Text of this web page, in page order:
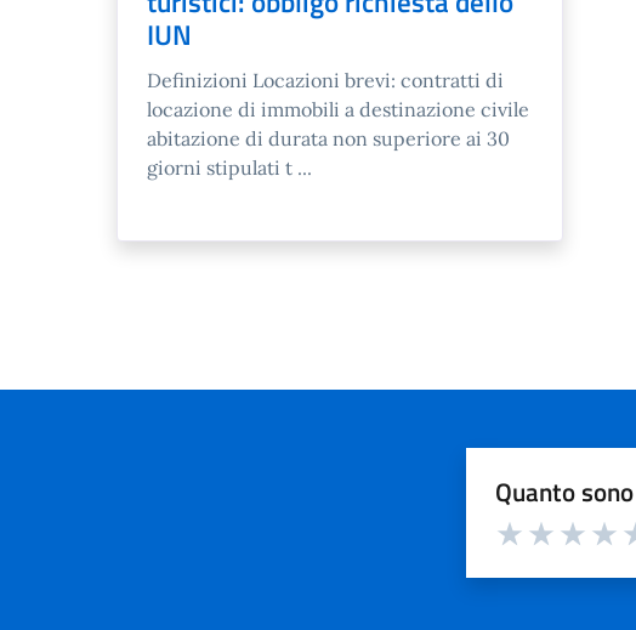
IUN
Definizioni Locazioni brevi: contratti di
locazione di immobili a destinazione civile
abitazione di durata non superiore ai 30
giorni stipulati t ...
Quanto
Valuta da 1 a 5 stelle la